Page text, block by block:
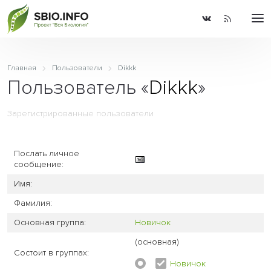
Главная Пользователи Dikkk
Пользователь «Dikkk»
Зарегистрированные пользователи
Послать личное
сообщение:
Имя:
Фамилия:
Основная группа:
Новичок
Состоит в группах:
(основная)
Новичок